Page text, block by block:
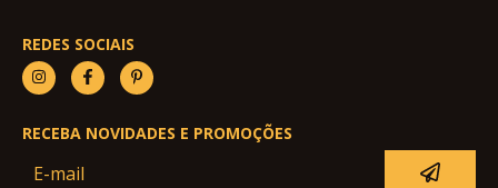
REDES SOCIAIS
RECEBA NOVIDADES E PROMOÇÕES